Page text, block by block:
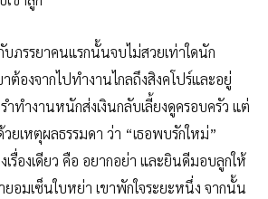
ภรรยาคนแรกนั้นจบไม่สวยเท่าใดนัก
ต้องจากไปทำงานไกลถึงสิงคโปร์และอยู่
ทำงานหนักส่งเงินกลับเลี้ยงดูครอบครัว แต่
ยเหตุผลธรรมดา ว่า “เธอพบรักใหม่”
เรื่องเดียว คือ อยากอย่า และยินดีมอบลูกให้
ยอมเซ็นใบหย่า เขาพักใจระยะหนึ่ง จากนั้น